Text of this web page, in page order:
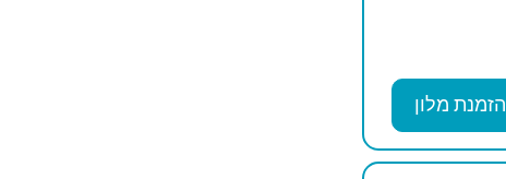
הזמנת מלון